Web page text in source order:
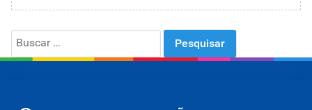
Search